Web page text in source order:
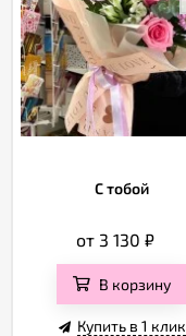
С тобой
от 3 130₽
В корзину
Купить в 1 клик